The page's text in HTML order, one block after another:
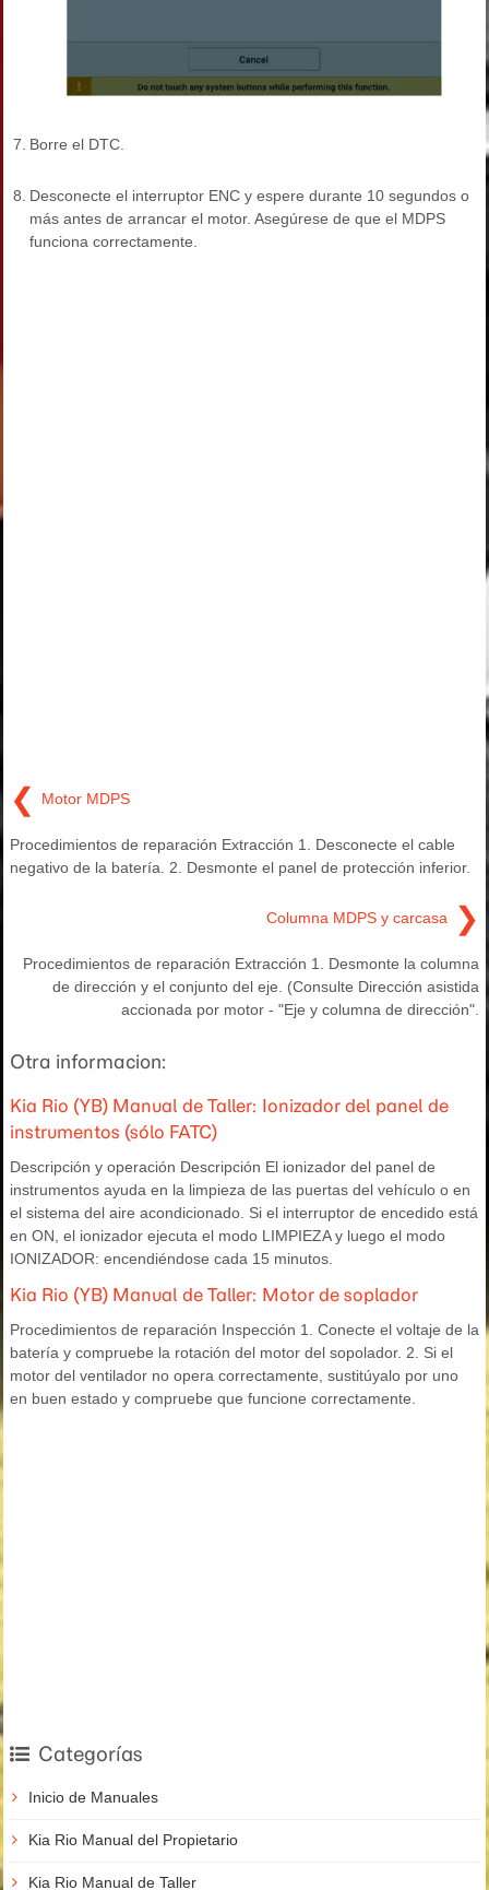
7. Borre el DTC.
8. Desconecte el interruptor ENC y espere durante 10 segundos o
más antes de arrancar el motor. Asegúrese de que el MDPS
funciona correctamente.
❮ Motor MDPS
Procedimientos de reparación Extracción 1. Desconecte el cable
negativo de la batería. 2. Desmonte el panel de protección inferior.
Columna MDPS y carcasa ❯
Procedimientos de reparación Extracción 1. Desmonte la columna
de dirección y el conjunto del eje. (Consulte Dirección asistida
accionada por motor - "Eje y columna de dirección".
Otra informacion:
Kia Rio (YB) Manual de Taller: Ionizador del panel de
instrumentos (sólo FATC)
Descripción y operación Descripción El ionizador del panel de
instrumentos ayuda en la limpieza de las puertas del vehículo o en
el sistema del aire acondicionado. Si el interruptor de encedido está
en ON, el ionizador ejecuta el modo LIMPIEZA y luego el modo
IONIZADOR: encendiéndose cada 15 minutos.
Kia Rio (YB) Manual de Taller: Motor de soplador
Procedimientos de reparación Inspección 1. Conecte el voltaje de la
batería y compruebe la rotación del motor del sopolador. 2. Si el
motor del ventilador no opera correctamente, sustitúyalo por uno
en buen estado y compruebe que funcione correctamente.
Categorías
Inicio de Manuales
Kia Rio Manual del Propietario
Kia Rio Manual de Taller